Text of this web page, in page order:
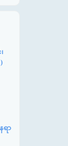
ရာ